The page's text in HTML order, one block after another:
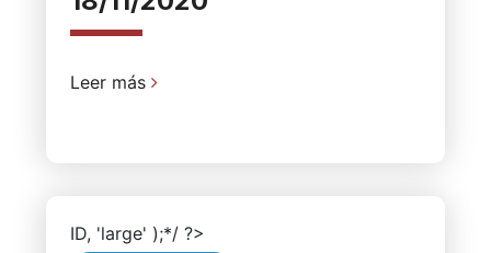
Leer más
ID, 'large' );*/ ?>